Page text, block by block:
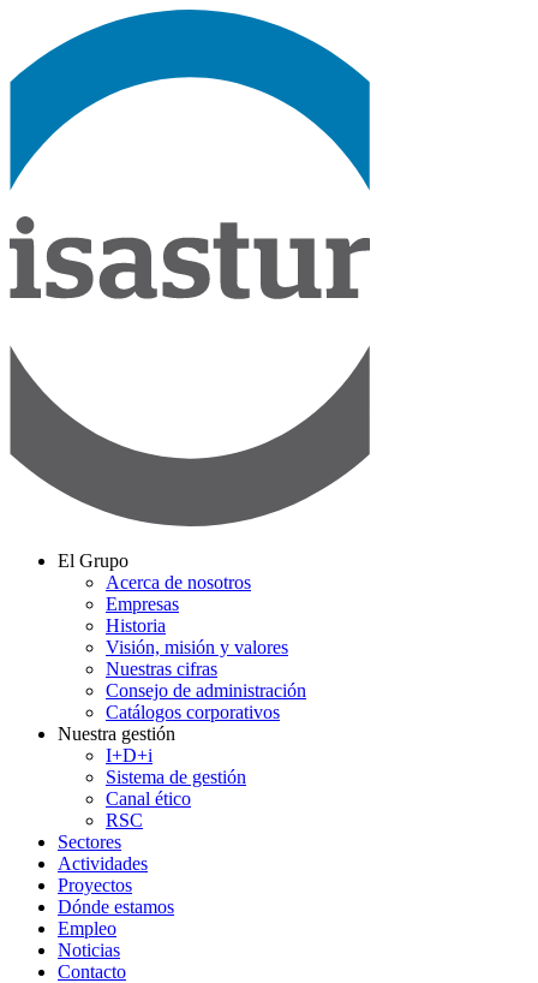
El Grupo
Acerca de nosotros
Empresas
Historia
Visión, misión y valores
Nuestras cifras
Consejo de administración
Catálogos corporativos
Nuestra gestión
I+D+i
Sistema de gestión
Canal ético
RSC
Sectores
Actividades
Proyectos
Dónde estamos
Empleo
Noticias
Contacto